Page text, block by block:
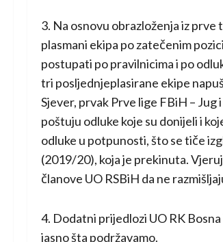
3. Na osnovu obrazloženja iz prve
plasmani ekipa po zatečenim
postupati po pravilnicima i po
tri posljednjeplasirane ekipe
Sjever, prvak Prve lige FBiH – Jug
poštuju odluke koje su donijeli i
odluke u potpunosti, što se tiče
(2019/20), koja je prekinuta.
članove UO RSBiH da ne
4. Dodatni prijedlozi UO RK
jasno šta podržavamo.